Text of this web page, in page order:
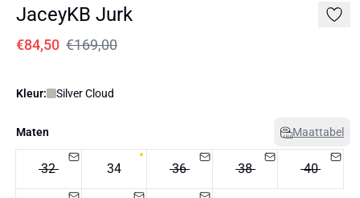
JaceyKB Jurk
€84,50 €169,00
Kleur: Silver Cloud
Maten Maattabel
32 34 36 38 40